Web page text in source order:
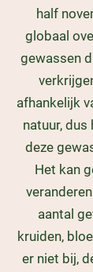
half
globaal
gewassen
afhankelijk
natuur,
deze
Het kan
aantal
kruiden,
er niet bij,